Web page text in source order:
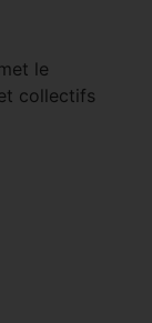
le
collectifs